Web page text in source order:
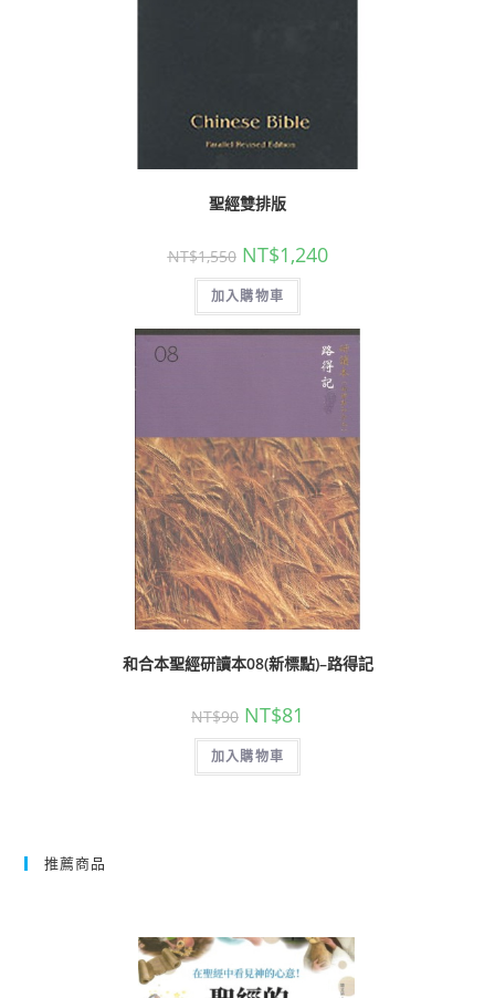
聖經雙排版
NT$1,550 NT$1,240
加入購物車
和合本聖經研讀本08(新標點)–路得記
NT$90 NT$81
加入購物車
推薦商品